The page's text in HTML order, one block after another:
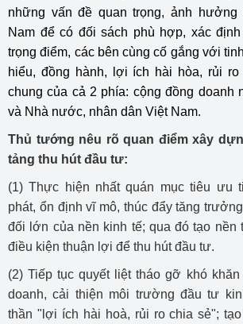
những vấn đề quan trọng, ảnh
Nam để có đối sách phù hợp, xác
trọng điểm, các bên cùng cố gắng với
hiểu, đồng hành, lợi ích hài hòa, rủi
chung của cả 2 phía: cộng đồng doanh
và Nhà nước, nhân dân Việt Nam.
Thủ tướng nêu rõ quan điểm xây
tảng thu hút đầu tư:
(1) Thực hiện nhất quán mục tiêu ưu
phát, ổn định vĩ mô, thúc đẩy tăng
đối lớn của nền kinh tế; qua đó tạo nền
điều kiện thuận lợi để thu hút đầu tư.
(2) Tiếp tục quyết liệt tháo gỡ khó
doanh, cải thiện môi trường đầu tư
thần "lợi ích hài hoà, rủi ro chia sẻ";